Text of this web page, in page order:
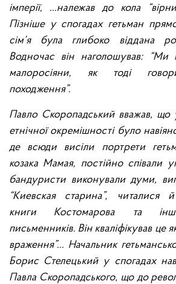
імперії, ...належав до кола
Пізніше у спогадах гетьман
сім’я була глибоко віддана
Водночас він наголошував: “Ми
малоросіяни, як тоді
походження”.
Павло Скоропадський вважав, що
етнічної окремішності було
де всюди висіли портрети
козака Мамая, постійно співали
бандуристи виконували думи,
“Киевская старина”, читалися
книги Костомарова та
письменників. Він кваліфікував це
враження”... Начальник
Борис Стелецький у спогадах
Павла Скоропадського, що до